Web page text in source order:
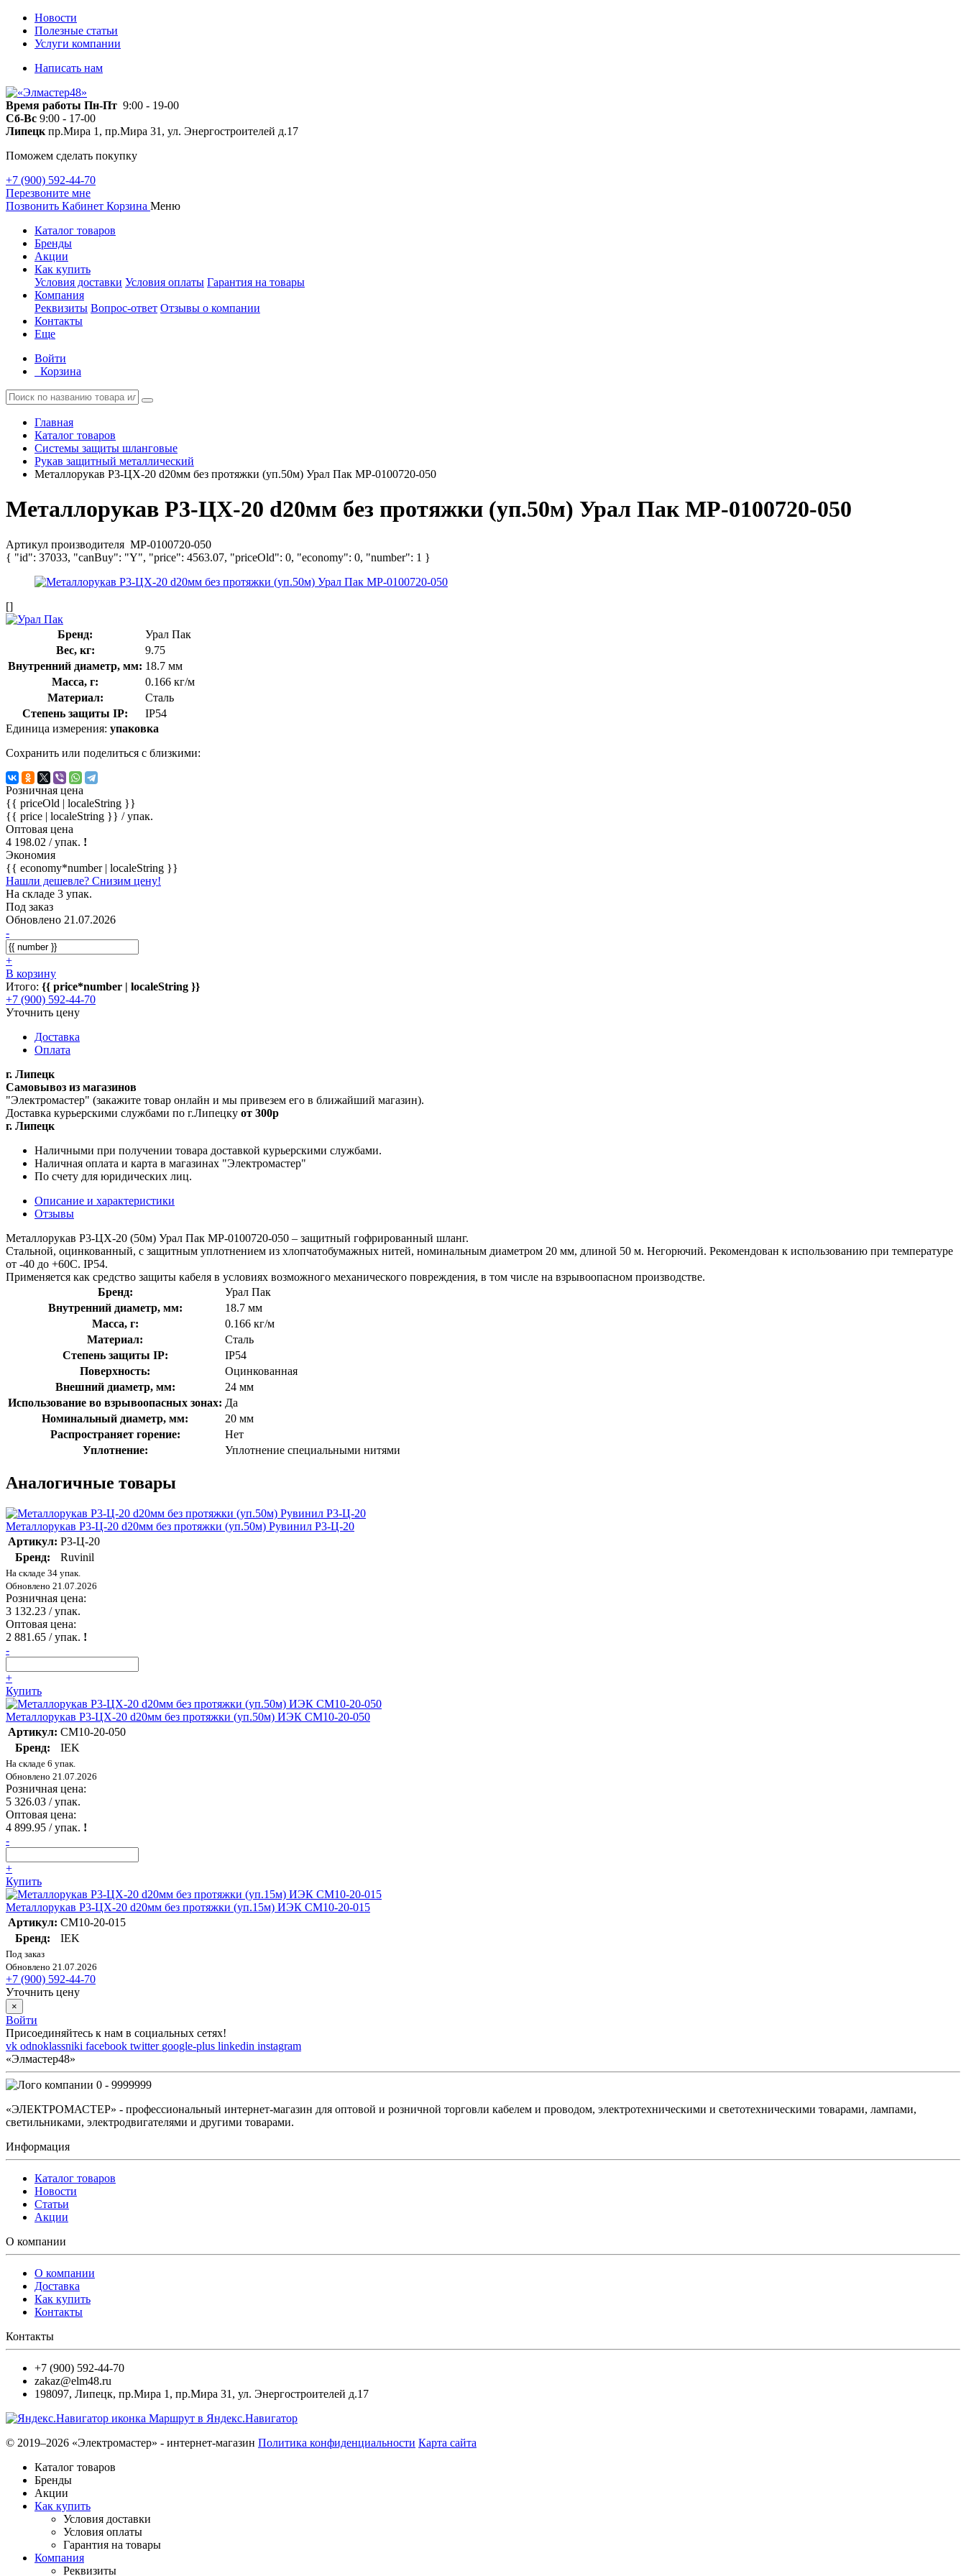
Новости
Полезные статьи
Услуги компании
Написать нам
Время работы Пн-Пт 9:00 - 19-00
Сб-Вс 9:00 - 17-00
Липецк пр.Мира 1, пр.Мира 31, ул. Энергостроителей д.17
Поможем сделать покупку
+7 (900) 592-44-70
Перезвоните мне
Позвонить Кабинет Корзина Меню
Каталог товаров
Бренды
Акции
Как купить
Условия доставки Условия оплаты Гарантия на товары
Компания
Реквизиты Вопрос-ответ Отзывы о компании
Контакты
Еще
Войти
Корзина
Главная
Каталог товаров
Системы защиты шланговые
Рукав защитный металлический
Металлорукав Р3-ЦХ-20 d20мм без протяжки (уп.50м) Урал Пак МР-0100720-050
Металлорукав Р3-ЦХ-20 d20мм без протяжки (уп.50м) Урал Пак МР-0100720-050
Артикул производителя МР-0100720-050
{ "id": 37033, "canBuy": "Y", "price": 4563.07, "priceOld": 0, "economy": 0, "number": 1 }
[]
Бренд:
Урал Пак
Вес, кг:
9.75
Внутренний диаметр, мм: 18.7 мм
Масса, г:
0.166 кг/м
Материал:
Сталь
Степень защиты IP:
IP54
Единица измерения: упаковка
Сохранить или поделиться с близкими:
Розничная цена
{{ priceOld | localeString }}
{{ price | localeString }} / упак.
Оптовая цена
4 198.02 / упак. !
Экономия
{{ economy*number | localeString }}
Нашли дешевле? Снизим цену!
На складе 3 упак.
Под заказ
Обновлено 21.07.2026
-
+
В корзину
Итого: {{ price*number | localeString }}
+7 (900) 592-44-70
Уточнить цену
Доставка
Оплата
г. Липецк
Самовывоз из магазинов
"Электромастер" (закажите товар онлайн и мы привезем его в ближайший магазин).
Доставка курьерскими службами по г.Липецку от 300р
г. Липецк
Наличными при получении товара доставкой курьерскими службами.
Наличная оплата и карта в магазинах "Электромастер"
По счету для юридических лиц.
Описание и характеристики
Отзывы
Металлорукав Р3-ЦХ-20 (50м) Урал Пак МР-0100720-050 – защитный гофрированный шланг.
Стальной, оцинкованный, с защитным уплотнением из хлопчатобумажных нитей, номинальным диаметром 20 мм, длиной 50 м. Негорючий. Рекомендован к использованию при температуре
от -40 до +60С. IP54.
Применяется как средство защиты кабеля в условиях возможного механического повреждения, в том числе на взрывоопасном производстве.
Бренд:
Урал Пак
Внутренний диаметр, мм:
18.7 мм
Масса, г:
0.166 кг/м
Материал:
Сталь
Степень защиты IP:
IP54
Поверхность:
Оцинкованная
Внешний диаметр, мм:
24 мм
Использование во взрывоопасных зонах: Да
Номинальный диаметр, мм:
20 мм
Распространяет горение:
Нет
Уплотнение:
Уплотнение специальными нитями
Аналогичные товары
Металлорукав Р3-Ц-20 d20мм без протяжки (уп.50м) Рувинил Р3-Ц-20
Артикул: Р3-Ц-20
Бренд:
Ruvinil
На складе 34 упак.
Обновлено 21.07.2026
Розничная цена:
3 132.23 / упак.
Оптовая цена:
2 881.65 / упак. !
-
+
Купить
Металлорукав Р3-ЦХ-20 d20мм без протяжки (уп.50м) ИЭК CM10-20-050
Артикул: CM10-20-050
Бренд:
IEK
На складе 6 упак.
Обновлено 21.07.2026
Розничная цена:
5 326.03 / упак.
Оптовая цена:
4 899.95 / упак. !
-
+
Купить
Металлорукав Р3-ЦХ-20 d20мм без протяжки (уп.15м) ИЭК CM10-20-015
Артикул: CM10-20-015
Бренд:
IEK
Под заказ
Обновлено 21.07.2026
+7 (900) 592-44-70
Уточнить цену
×
Войти
Присоединяйтесь к нам в социальных сетях!
vk odnoklassniki facebook twitter google-plus linkedin instagram
«Элмастер48»
0 - 9999999
«ЭЛЕКТРОМАСТЕР» - профессиональный интернет-магазин для оптовой и розничной торговли кабелем и проводом, электротехническими и светотехническими товарами, лампами,
светильниками, электродвигателями и другими товарами.
Информация
Каталог товаров
Новости
Статьи
Акции
О компании
О компании
Доставка
Как купить
Контакты
Контакты
+7 (900) 592-44-70
zakaz@elm48.ru
198097, Липецк, пр.Мира 1, пр.Мира 31, ул. Энергостроителей д.17
Маршрут в Яндекс.Навигатор
© 2019–2026 «Электромастер» - интернет-магазин Политика конфиденциальности Карта сайта
Каталог товаров
Бренды
Акции
Как купить
Условия доставки
Условия оплаты
Гарантия на товары
Компания
Реквизиты